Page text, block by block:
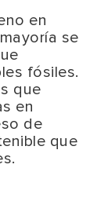
en
se
fósiles.
que
en
de
que